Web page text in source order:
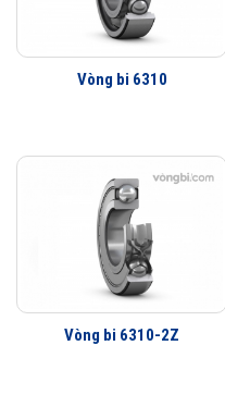
Vòng bi 6310
Vòng bi 6310-2Z